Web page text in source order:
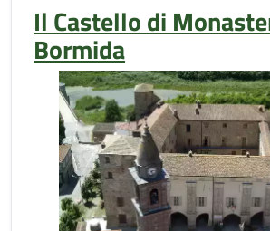
Il Castello di
Bormida